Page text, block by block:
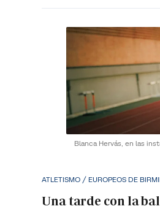
Blanca Hervás, en las
ATLETISMO / EUROPEOS DE
Una tarde con la